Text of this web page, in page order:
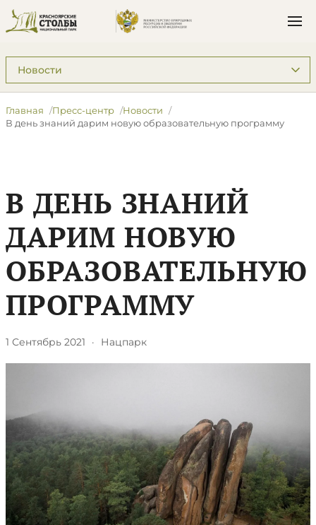
Подразделы: Пресс-центр
Главная Пресс-центр
Новости
​В день знаний дарим новую образовательную программу
​В ДЕНЬ ЗНАНИЙ
ДАРИМ НОВУЮ
ОБРАЗОВАТЕЛЬНУЮ
ПРОГРАММУ
1 Сентябрь 2021 · Нацпарк